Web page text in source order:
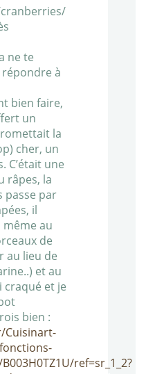
ne te
répondre à
bien faire,
un
la
cher, un
C’était une
râpes, la
passe par
il
au
de
au lieu de
et au
craqué et je
bien :
Cuisinart-
ref=sr_1_2?